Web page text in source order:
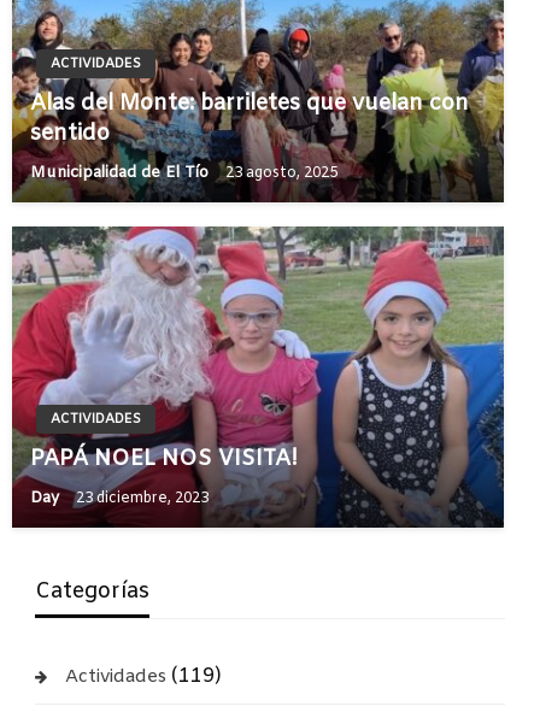
ACTIVIDADES
Alas del Monte: barriletes que vuelan con
sentido
Municipalidad de El Tío 23 agosto, 2025
ACTIVIDADES
PAPÁ NOEL NOS VISITA!
Day 23 diciembre, 2023
Categorías
Actividades (119)